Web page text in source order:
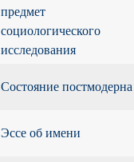
предмет
социологического
исследования
Состояние постмодерна
Эссе об имени